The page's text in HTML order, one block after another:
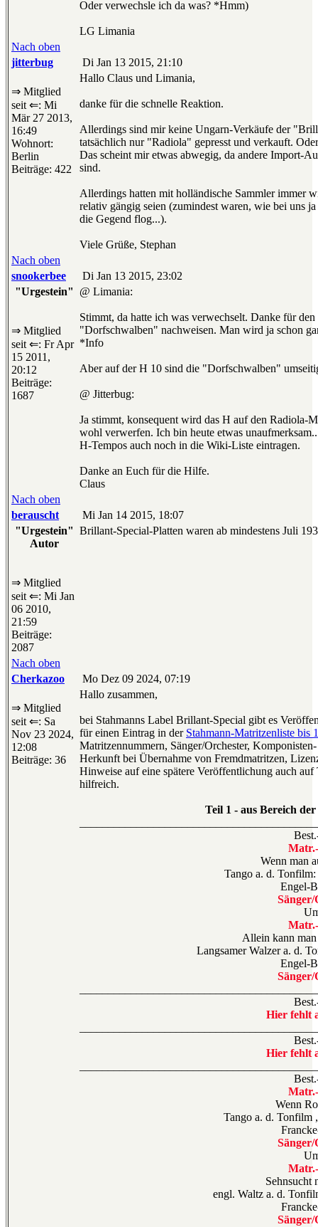
Oder verwechsle ich da was? *Hmm)
LG Limania
Nach oben
jitterbug
Di Jan 13 2015, 21:10
⇒ Mitglied
seit ⇐: Mi
Mär 27 2013,
16:49
Wohnort:
Berlin
Beiträge: 422
Hallo Claus und Limania,
danke für die schnelle Reaktion.
Allerdings sind mir keine Ungarn-Verkäufe der
tatsächlich nur "Radiola" gepresst und verkauft.
Das scheint mir etwas abwegig, da andere Import-
sind.
Allerdings hatten mit holländische Sammler immer
relativ gängig seien (zumindest waren, wie bei uns
die Gegend flog...).
Viele Grüße, Stephan
Nach oben
snookerbee
Di Jan 13 2015, 23:02
"Urgestein"
⇒ Mitglied
seit ⇐: Fr Apr
15 2011,
20:12
Beiträge:
1687
@ Limania:
Stimmt, da hatte ich was verwechselt. Danke für
"Dorfschwalben" nachweisen. Man wird ja schon
*Info
Aber auf der H 10 sind die "Dorfschwalben"
@ Jitterbug:
Ja stimmt, konsequent wird das H auf den
wohl verwerfen. Ich bin heute etwas
H-Tempos auch noch in die Wiki-Liste eintragen.
Danke an Euch für die Hilfe.
Claus
Nach oben
berauscht
Mi Jan 14 2015, 18:07
"Urgestein"
Autor
⇒ Mitglied
seit ⇐: Mi Jan
06 2010,
21:59
Beiträge:
2087
Brillant-Special-Platten waren ab mindestens Juli
Nach oben
Cherkazoo
Mo Dez 09 2024, 07:19
⇒ Mitglied
seit ⇐: Sa
Nov 23 2024,
12:08
Beiträge: 36
Hallo zusammen,
bei Stahmanns Label Brillant-Special gibt es
für einen Eintrag in der Stahmann-Matritzenliste bis
Matritzennummern, Sänger/Orchester,
Herkunft bei Übernahme von Fremdmatritzen,
Hinweise auf eine spätere Veröffentlichung auch
hilfreich.
Teil 1 - aus Bereich
Wenn man
Tango a. d.
Engel-
Sänger/
Allein kann
Langsamer Walzer a. d.
Engel-
Sänger/
Hier fehlt
Hier fehlt
Wenn
Tango a. d. Tonfilm
Sänger/
Sehnsucht
engl. Waltz a. d.
Sänger/